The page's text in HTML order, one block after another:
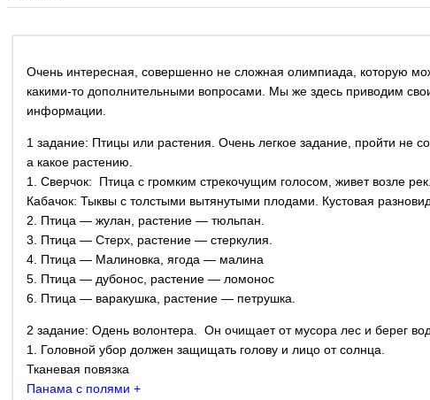
Очень интересная, совершенно не сложная олимпиада, которую
какими-то дополнительными вопросами. Мы же здесь приводим
информации.
1 задание: Птицы или растения. Очень легкое задание, пройти не
а какое растению.
1. Сверчок: Птица с громким стрекочущим голосом, живет возле рек.
Кабачок: Тыквы с толстыми вытянутыми плодами. Кустовая
2. Птица — жулан, растение — тюльпан.
3. Птица — Стерх, растение — стеркулия.
4. Птица — Малиновка, ягода — малина
5. Птица — дубонос, растение — ломонос
6. Птица — варакушка, растение — петрушка.
2 задание: Одень волонтера. Он очищает от мусора лес и берег
1. Головной убор должен защищать голову и лицо от солнца.
Тканевая повязка
Панама с полями +